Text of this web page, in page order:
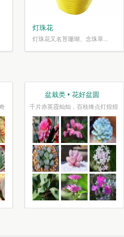
灯珠花
灯珠花又名苔珊瑚、念珠草...
盆栽类 • 花好盆圆
千片赤英霞灿灿，百枝绛点灯煌煌